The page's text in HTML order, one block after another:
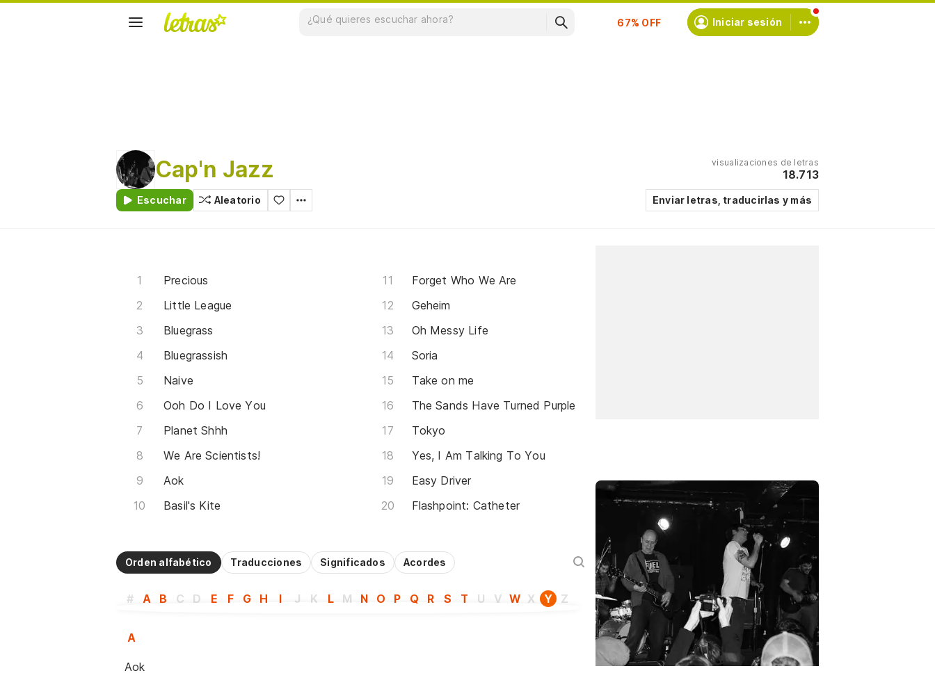
Suscríbete Iniciar sesión
Cap'n Jazz
Escuchar Aleatorio
visualizaciones de letras
18.713
Enviar letras, traducirlas y más
Precious
Little League
Bluegrass
Bluegrassish
Naive
Ooh Do I Love You
Planet Shhh
We Are Scientists!
Aok
Basil's Kite
Forget Who We Are
Geheim
Oh Messy Life
Soria
Take on me
The Sands Have Turned Purple
Tokyo
Yes, I Am Talking To You
Easy Driver
Flashpoint: Catheter
Orden alfabético Traducciones Significados Acordes
# A B C D E F G H I J K L M N O P Q R S T U V W X Y Z
A
Aok